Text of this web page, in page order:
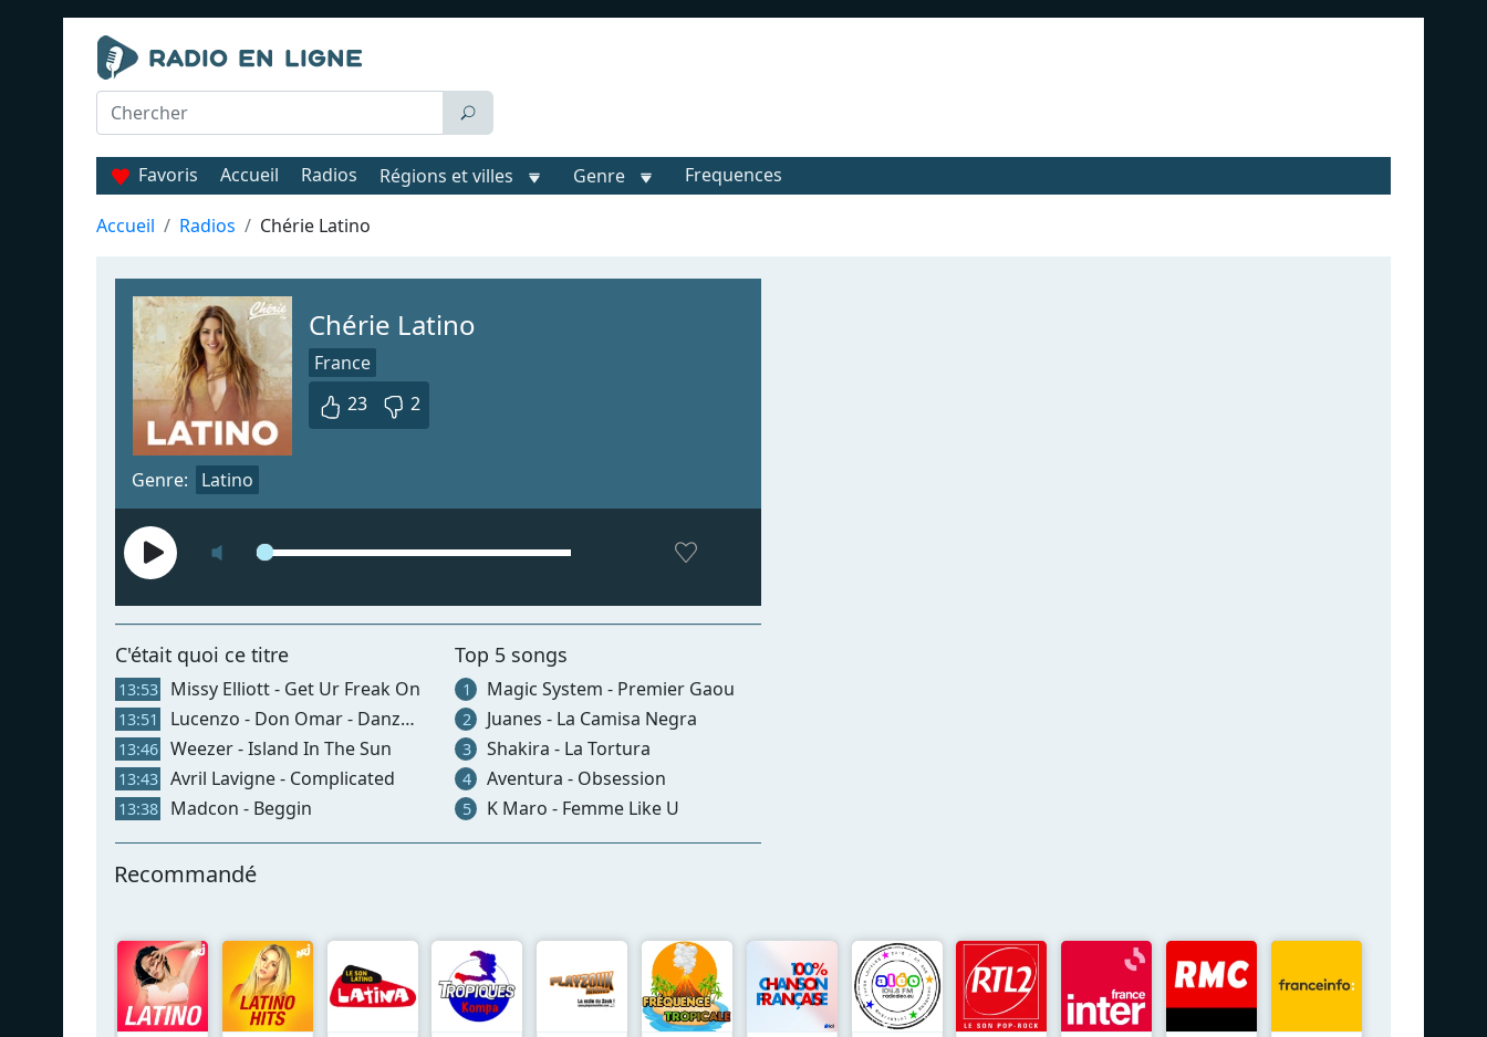
Favoris Accueil Radios Régions et villes Genre Frequences
Accueil Radios Chérie Latino
Chérie Latino
France
23
2
Genre: Latino
C'était quoi ce titre
13:53 Missy Elliott - Get Ur Freak On
13:51 Lucenzo - Don Omar - Danza Kuduro
13:46 Weezer - Island In The Sun
13:43 Avril Lavigne - Complicated
13:38 Madcon - Beggin
Top 5 songs
1 Magic System - Premier Gaou
2 Juanes - La Camisa Negra
3 Shakira - La Tortura
4 Aventura - Obsession
5 K Maro - Femme Like U
Recommandé